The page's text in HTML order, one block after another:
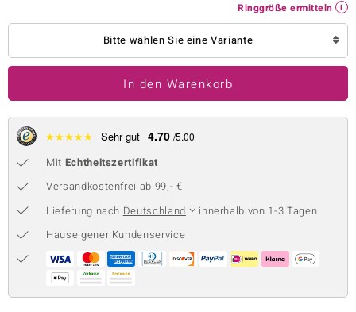
Collection
Collection
Ringgröße ermitteln
Bitte wählen Sie eine Variante
In den Warenkorb
★★★★★ Sehr gut 4.70 /5.00
Mit Echtheitszertifikat
Versandkostenfrei ab 99,- €
Lieferung nach Deutschland
innerhalb von 1-3 Tagen
Hauseigener Kundenservice